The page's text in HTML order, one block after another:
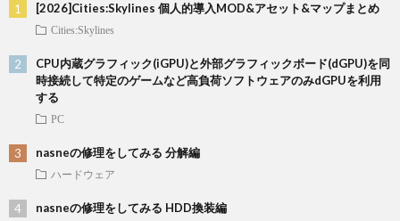
[2026]Cities:Skylines 個人的導入MOD&アセット&マップまとめ
Cities:Skylines
CPU内蔵グラフィック(iGPU)と外部グラフィックボード(dGPU)を同
時接続して特定のゲームなど高負荷ソフトウェアのみdGPUを利用
する
PC
nasneの修理をしてみる 分解編
ハードウェア
nasneの修理をしてみる HDD換装編